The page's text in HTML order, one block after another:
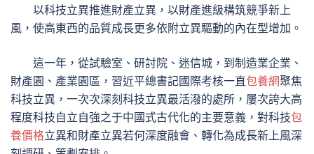
以科技立異推進財產立異，以財產進級構筑競爭新上
風，使高東西的品質成長更多依附立異驅動的內在型增加。
這一年，從試驗室、研討院、迷信城，到制造業企業、
財產園、產業園區，習近平總書記國際考核一直包養網聚焦
科技立異，一次次深刻科技立異最活潑的處所，屢次誇大高
程度科技自立自強之于中國式古代化的主要意義，對科技包
養價格立異和財產立異若何深度融會、轉化為成長新上風深